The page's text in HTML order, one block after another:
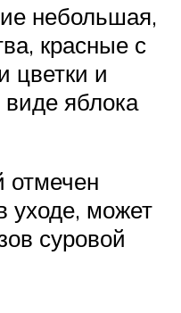
небольшая,
красные с
цветки и
яблока
отмечен
уходе, может
суровой